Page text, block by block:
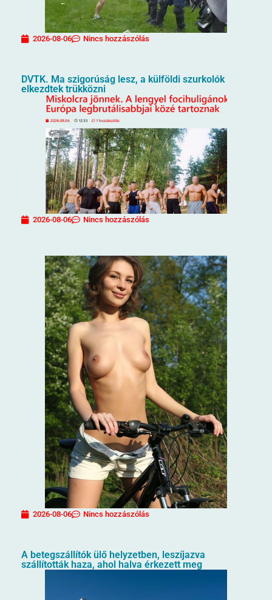
2026-08-06 Nincs hozzászólás
DVTK. Ma szigorúság lesz, a külföldi szurkolók
elkezdtek trükközni
2026-08-06 Nincs hozzászólás
2026-08-06 Nincs hozzászólás
A betegszállítók ülő helyzetben, leszíjazva
szállították haza, ahol halva érkezett meg